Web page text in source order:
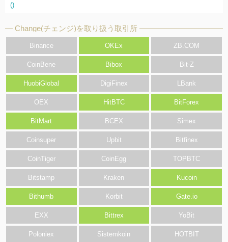
()
Change(チェンジ)を取り扱う取引所
Binance OKEx ZB.COM
CoinBene Bibox Bit-Z
HuobiGlobal DigiFinex LBank
OEX HitBTC BitForex
BitMart BCEX Simex
Coinsuper Upbit Bitfinex
CoinTiger CoinEgg TOPBTC
Bitstamp Kraken Kucoin
Bithumb Korbit Gate.io
EXX Bittrex YoBit
Poloniex Sistemkoin HOTBIT